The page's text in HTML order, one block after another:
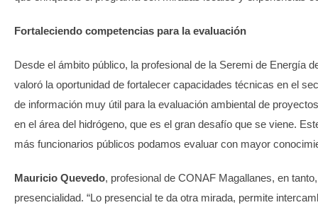
Fortaleciendo competencias para la evaluación
Desde el ámbito público, la profesional de la Seremi de Energía
valoró la oportunidad de fortalecer capacidades técnicas en el
de información muy útil para la evaluación ambiental de
en el área del hidrógeno, que es el gran desafío que se viene.
más funcionarios públicos podamos evaluar con mayor
Mauricio Quevedo, profesional de CONAF Magallanes, en
presencialidad. “Lo presencial te da otra mirada, permite